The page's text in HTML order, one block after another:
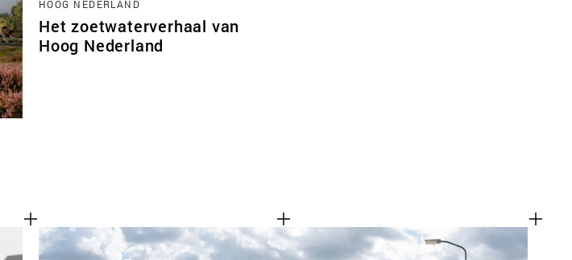
HOOG NEDERLAND
Het zoetwaterverhaal van
Hoog Nederland